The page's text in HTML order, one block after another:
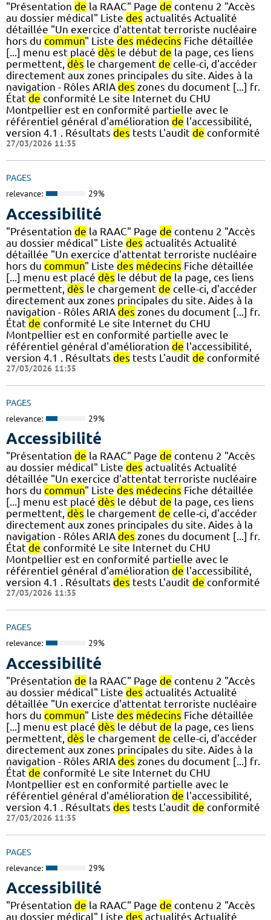
"Présentation de la RAAC" Page de contenu 2 "Accès
au dossier médical" Liste des actualités Actualité
détaillée "Un exercice d'attentat terroriste nucléaire
hors du commun" Liste des médecins Fiche détaillée
[...] menu est placé dès le début de la page, ces liens
permettent, dès le chargement de celle-ci, d'accéder
directement aux zones principales du site. Aides à la
navigation - Rôles ARIA des zones du document [...] fr.
État de conformité Le site Internet du CHU
Montpellier est en conformité partielle avec le
référentiel général d'amélioration de l'accessibilité,
version 4.1 . Résultats des tests L'audit de conformité
27/03/2026 11:35
PAGES
relevance: 29%
Accessibilité
"Présentation de la RAAC" Page de contenu 2 "Accès
au dossier médical" Liste des actualités Actualité
détaillée "Un exercice d'attentat terroriste nucléaire
hors du commun" Liste des médecins Fiche détaillée
[...] menu est placé dès le début de la page, ces liens
permettent, dès le chargement de celle-ci, d'accéder
directement aux zones principales du site. Aides à la
navigation - Rôles ARIA des zones du document [...] fr.
État de conformité Le site Internet du CHU
Montpellier est en conformité partielle avec le
référentiel général d'amélioration de l'accessibilité,
version 4.1 . Résultats des tests L'audit de conformité
27/03/2026 11:35
PAGES
relevance: 29%
Accessibilité
"Présentation de la RAAC" Page de contenu 2 "Accès
au dossier médical" Liste des actualités Actualité
détaillée "Un exercice d'attentat terroriste nucléaire
hors du commun" Liste des médecins Fiche détaillée
[...] menu est placé dès le début de la page, ces liens
permettent, dès le chargement de celle-ci, d'accéder
directement aux zones principales du site. Aides à la
navigation - Rôles ARIA des zones du document [...] fr.
État de conformité Le site Internet du CHU
Montpellier est en conformité partielle avec le
référentiel général d'amélioration de l'accessibilité,
version 4.1 . Résultats des tests L'audit de conformité
27/03/2026 11:35
PAGES
relevance: 29%
Accessibilité
"Présentation de la RAAC" Page de contenu 2 "Accès
au dossier médical" Liste des actualités Actualité
détaillée "Un exercice d'attentat terroriste nucléaire
hors du commun" Liste des médecins Fiche détaillée
[...] menu est placé dès le début de la page, ces liens
permettent, dès le chargement de celle-ci, d'accéder
directement aux zones principales du site. Aides à la
navigation - Rôles ARIA des zones du document [...] fr.
État de conformité Le site Internet du CHU
Montpellier est en conformité partielle avec le
référentiel général d'amélioration de l'accessibilité,
version 4.1 . Résultats des tests L'audit de conformité
27/03/2026 11:35
PAGES
relevance: 29%
Accessibilité
"Présentation de la RAAC" Page de contenu 2 "Accès
au dossier médical" Liste des actualités Actualité